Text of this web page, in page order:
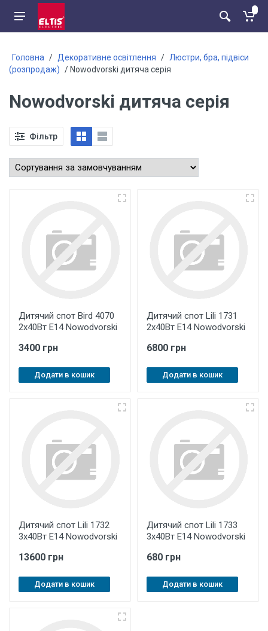
Головна / Декоративне освітлення / Люстри, бра, підвіси
(розпродаж) / Nowodvorski дитяча серія
Nowodvorski дитяча серія
Фільтр
Дитячий спот Bird 4070
2х40Вт E14 Nowodvorski
3400 грн
Додати в кошик
Дитячий спот Lili 1731
2х40Вт E14 Nowodvorski
6800 грн
Додати в кошик
Дитячий спот Lili 1732
3х40Вт E14 Nowodvorski
13600 грн
Додати в кошик
Дитячий спот Lili 1733
3х40Вт E14 Nowodvorski
680 грн
Додати в кошик